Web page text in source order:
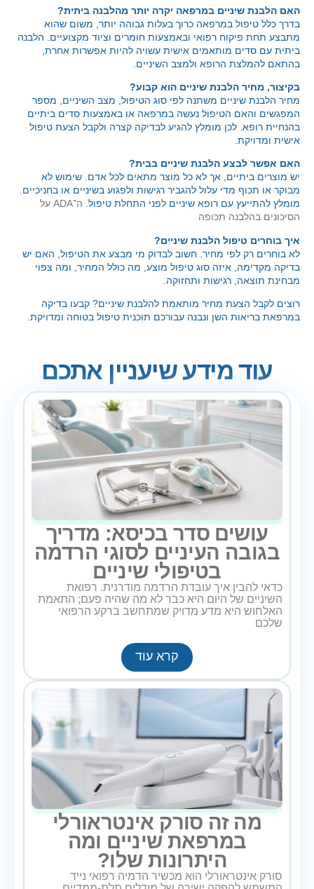
האם הלבנת שיניים במרפאה יקרה יותר מהלבנה ביתית?
בדרך כלל טיפול במרפאה כרוך בעלות גבוהה יותר, משום שהוא
מתבצע תחת פיקוח רפואי ובאמצעות חומרים וציוד מקצועיים. הלבנה
ביתית עם סדים מותאמים אישית עשויה להיות אפשרות אחרת,
בהתאם להמלצת הרופא ולמצב השיניים.
בקיצור, מחיר הלבנת שיניים הוא קבוע?
מחיר הלבנת שיניים משתנה לפי סוג הטיפול, מצב השיניים, מספר
המפגשים והאם הטיפול נעשה במרפאה או באמצעות סדים ביתיים
בהנחיית רופא. לכן מומלץ להגיע לבדיקה קצרה ולקבל הצעת טיפול
אישית ומדויקת.
האם אפשר לבצע הלבנת שיניים בבית?
יש מוצרים ביתיים, אך לא כל מוצר מתאים לכל אדם. שימוש לא
מבוקר או תכוף מדי עלול להגביר רגישות ולפגוע בשיניים או בחניכיים.
מומלץ להתייעץ עם רופא שיניים לפני התחלת טיפול.
ה־ADA על
הסיכונים בהלבנה תכופה
איך בוחרים טיפול הלבנת שיניים?
לא בוחרים רק לפי מחיר. חשוב לבדוק מי מבצע את הטיפול, האם יש
בדיקה מקדימה, איזה סוג טיפול מוצע, מה כולל המחיר, ומה צפוי
מבחינת תוצאה, רגישות ותחזוקה.
רוצים לקבל הצעת מחיר מותאמת להלבנת שיניים? קבעו בדיקה
במרפאת בריאות השן ונבנה עבורכם תוכנית טיפול בטוחה ומדויקת.
עוד מידע שיעניין אתכם
עושים סדר בכיסא: מדריך
בגובה העיניים לסוגי הרדמה
בטיפולי שיניים
כדאי להבין איך עובדת הרדמה מודרנית. רפואת
השיניים של היום היא כבר לא מה שהיה פעם; התאמת
האלחוש היא מדע מדויק שמתחשב ברקע הרפואי
שלכם
קרא עוד
מה זה סורק אינטראורלי
במרפאת שיניים ומה
היתרונות שלו?
סורק אינטראורלי הוא מכשיר הדמיה רפואי נייד